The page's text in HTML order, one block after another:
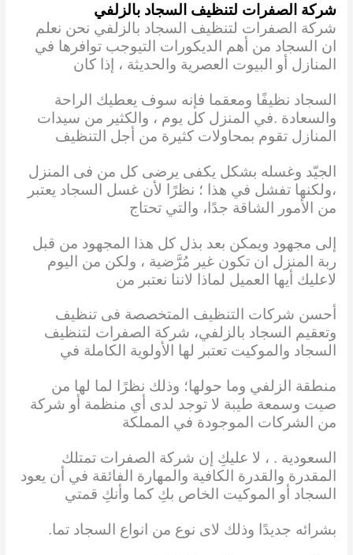
شركة الصفرات لتنظيف السجاد بالزلفي
شركة الصفرات لتنظيف السجاد بالزلفي نحن نعلم
ان السجاد من أهم الديكورات التيوجب توافرها في
المنازل أو البيوت العصرية والحديثة ، إذا كان
السجاد نظيفًا ومعقما فإنه سوف يعطيك الراحة
والسعادة .في المنزل كل يوم ، والكثير من سيدات
المنازل تقوم بمحاولات كثيرة من أجل التنظيف
الجيّد وغسله بشكل يكفى يرضى كل من فى المنزل
،ولكنها تفشل في هذا ؛ نظرًا لأن غسل السجاد يعتبر
من الأمور الشاقة جدًا، والتي تحتاج
إلى مجهود ويمكن بعد بذل كل هذا المجهود من قبل
ربة المنزل ان تكون غير مُرَّضية ، ولكن من اليوم
لاعليك أيها العميل لماذا لاننا نعتبر من
أحسن شركات التنظيف المتخصصة فى تنظيف
وتعقيم السجاد بالزلفي، شركة الصفرات لتنظيف
السجاد والموكيت تعتبر لها الأولوية الكاملة في
منطقة الزلفي وما حولها؛ وذلك نظرًا لما لها من
صيت وسمعة طيبة لا توجد لدى أي منظمة أو شركة
من الشركات الموجودة في المملكة
السعودية . ، لا عليكِ إن شركة الصفرات تمتلك
المقدرة والقدرة الكافية والمهارة الفائقة في أن يعود
السجاد أو الموكيت الخاص بكِ كما وأنكِ قمتي
بشرائه جديدًا وذلك لاى نوع من انواع السجاد تما.